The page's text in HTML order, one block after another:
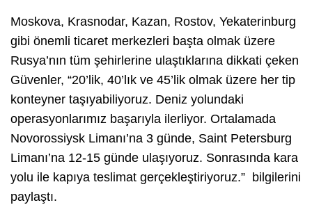
Moskova, Krasnodar, Kazan, Rostov, Yekaterinburg
gibi önemli ticaret merkezleri başta olmak üzere
Rusya’nın tüm şehirlerine ulaştıklarına dikkati çeken
Güvenler, “20’lik, 40’lık ve 45’lik olmak üzere her tip
konteyner taşıyabiliyoruz. Deniz yolundaki
operasyonlarımız başarıyla ilerliyor. Ortalamada
Novorossiysk Limanı’na 3 günde, Saint Petersburg
Limanı’na 12-15 günde ulaşıyoruz. Sonrasında kara
yolu ile kapıya teslimat gerçekleştiriyoruz.” bilgilerini
paylaştı.